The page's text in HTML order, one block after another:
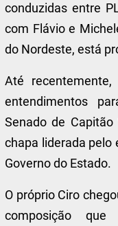
conduzidas entre
com Flávio e
do Nordeste, está
Até
entendimentos
Senado de
chapa liderada pelo
Governo do Estado.
O próprio Ciro
composição